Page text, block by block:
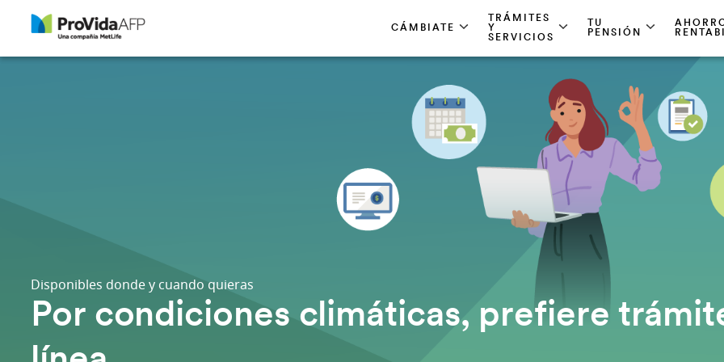
CÁMBIATE
TRÁMITES
Y
SERVICIOS
TU
PENSIÓN
CÁMBIATE
TRÁMITES
Y
SERVICIOS
TU
PENSIÓN
Disponibles donde y cuando quieras
Por condiciones climáticas, prefiere